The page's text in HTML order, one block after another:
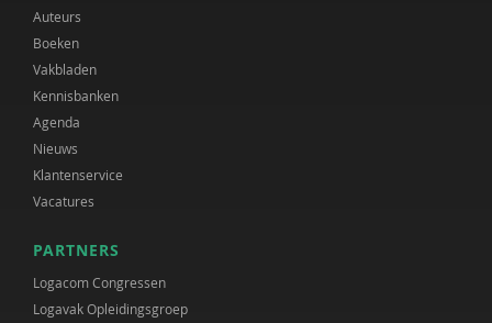
Auteurs
Boeken
Vakbladen
Kennisbanken
Agenda
Nieuws
Klantenservice
Vacatures
PARTNERS
Logacom Congressen
Logavak Opleidingsgroep